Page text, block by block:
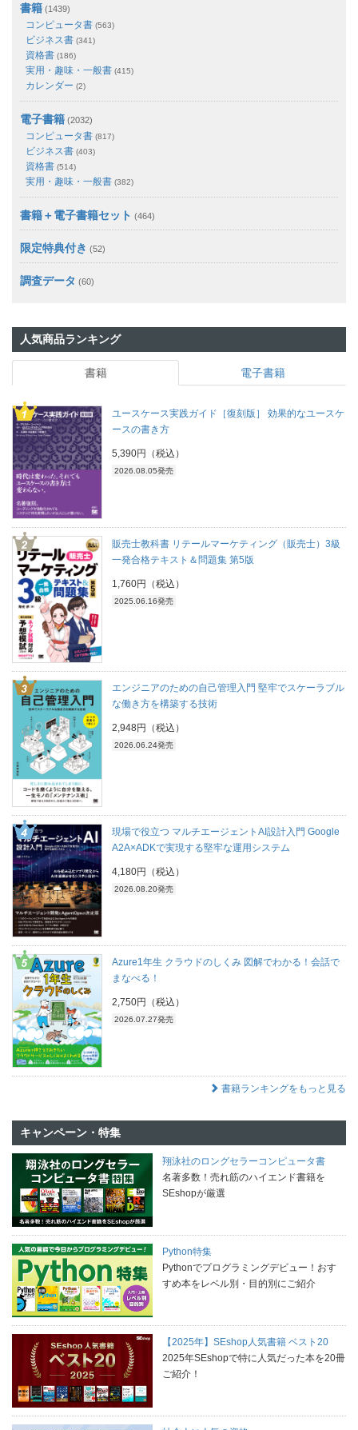
書籍 (1439)
コンピュータ書 (563)
ビジネス書 (341)
資格書 (186)
実用・趣味・一般書 (415)
カレンダー (2)
電子書籍 (2032)
コンピュータ書 (817)
ビジネス書 (403)
資格書 (514)
実用・趣味・一般書 (382)
書籍＋電子書籍セット (464)
限定特典付き (52)
調査データ (60)
人気商品ランキング
書籍 電子書籍
ユースケース実践ガイド［復刻版］ 効果的なユースケ
ースの書き方
5,390円（税込）
2026.08.05発売
販売士教科書 リテールマーケティング（販売士）3級
一発合格テキスト＆問題集 第5版
1,760円（税込）
2025.06.16発売
エンジニアのための自己管理入門 堅牢でスケーラブル
な働き方を構築する技術
2,948円（税込）
2026.06.24発売
現場で役立つ マルチエージェントAI設計入門 Google
A2A×ADKで実現する堅牢な運用システム
4,180円（税込）
2026.08.20発売
Azure1年生 クラウドのしくみ 図解でわかる！会話で
まなべる！
2,750円（税込）
2026.07.27発売
書籍ランキングをもっと見る
キャンペーン・特集
翔泳社のロングセラーコンピュータ書
名著多数！売れ筋のハイエンド書籍を
SEshopが厳選
Python特集
Pythonでプログラミングデビュー！おす
すめ本をレベル別・目的別にご紹介
【2025年】SEshop人気書籍 ベスト20
2025年SEshopで特に人気だった本を20冊
ご紹介！